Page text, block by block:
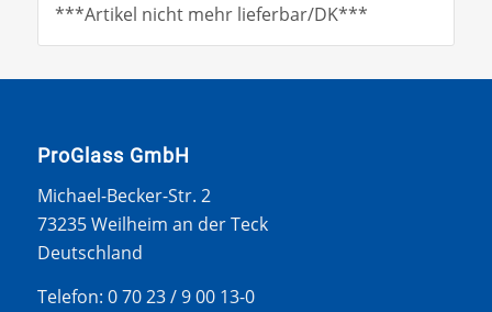
***Artikel nicht mehr lieferbar/DK***
ProGlass GmbH
Michael-Becker-Str. 2
73235 Weilheim an der Teck
Deutschland
Telefon: 0 70 23 / 9 00 13-0